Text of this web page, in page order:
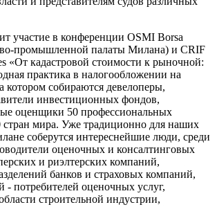
участие в конференции OSMI Borsa
промышленной палаты Милана) и CRIF
«От кадастровой стоимости к рыночной:
практика в налогообложении на
котором собираются девелоперы,
инвестиционных фондов,
оценщики 50 профессиональных
стран мира. Уже традиционно для наших
соберутся интереснейшие люди, среди
оценочных и консалтинговых
и риэлтерских компаний,
банков и страховых компаний,
потребителей оценочных услуг,
строительной индустрии,